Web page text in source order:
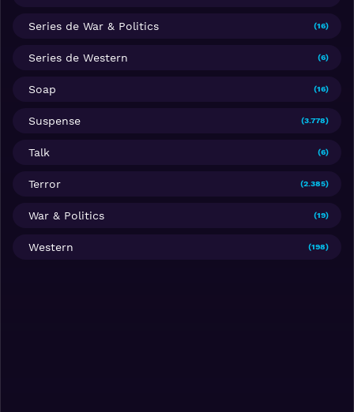
Series de War & Politics (16)
Series de Western (6)
Soap (16)
Suspense (3.778)
Talk (6)
Terror (2.385)
War & Politics (19)
Western (198)